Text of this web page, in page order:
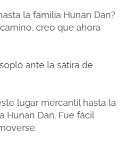
la familia Hunan Dan?
creo que ahora
ante la sátira de
lugar mercantil hasta la
Hunan Dan. Fue fácil